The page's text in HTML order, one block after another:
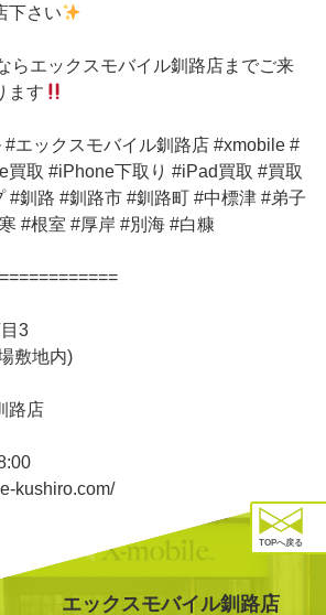
下さい
らエックスモバイル釧路店までご来
ます
エックスモバイル釧路店 #xmobile #
買取 #iPhone下取り #iPad買取 #買取
#釧路 #釧路市 #釧路町 #中標津 #弟子
#根室 #厚岸 #別海 #白糠
3
敷地内)
路店
kushiro.com/
エックスモバイル釧路店
TOPへ戻る